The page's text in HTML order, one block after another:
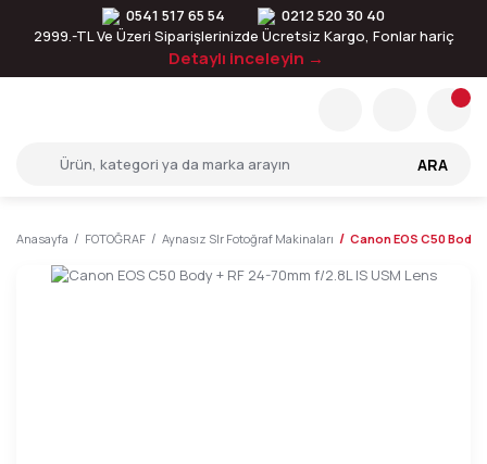
0541 517 65 54
0212 520 30 40
2999.-TL Ve Üzeri Siparişlerinizde Ücretsiz Kargo, Fonlar hariç
Detaylı inceleyin →
ARA
Anasayfa FOTOĞRAF Aynasız Slr Fotoğraf Makinaları Canon EOS C50 Body